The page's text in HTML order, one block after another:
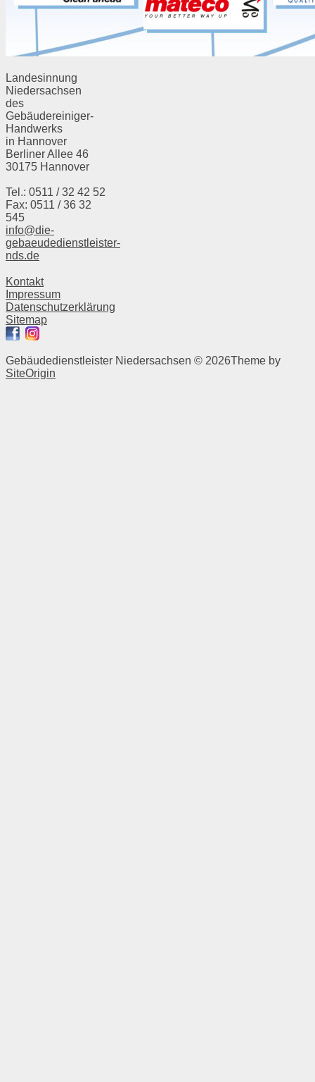
Landesinnung
Niedersachsen
des
Gebäudereiniger-
Handwerks
in Hannover
Berliner Allee 46
30175 Hannover
Tel.: 0511 / 32 42 52
Fax: 0511 / 36 32
545
info@die-
gebaeudedienstleister-
nds.de
Kontakt
Impressum
Datenschutzerklärung
Sitemap
Gebäudedienstleister Niedersachsen © 2026Theme by
SiteOrigin